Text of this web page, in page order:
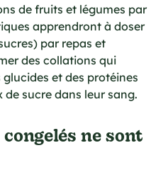
de fruits et légumes par
apprendront à doser
par repas et
des collations qui
et des protéines
sucre dans leur sang.
ne sont